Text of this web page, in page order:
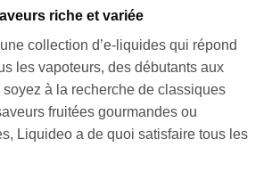
riche et variée
collection d’e-liquides qui répond
les vapoteurs, des débutants aux
à la recherche de classiques
fruitées gourmandes ou
Liquideo a de quoi satisfaire tous les